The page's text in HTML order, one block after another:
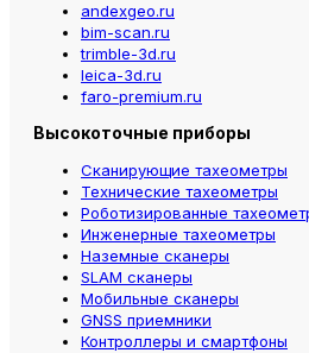
andexgeo.ru
bim-scan.ru
trimble-3d.ru
leica-3d.ru
faro-premium.ru
Высокоточные приборы
Сканирующие тахеометры
Технические тахеометры
Роботизированные
Инженерные тахеометры
Наземные сканеры
SLAM сканеры
Мобильные сканеры
GNSS приемники
Контроллеры и смартфоны